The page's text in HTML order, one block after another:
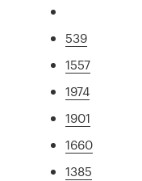
539
1557
1974
1901
1660
1385